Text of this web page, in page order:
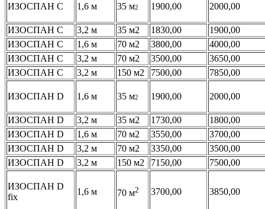
ИЗОСПАН С 1,6 м 35 м2 1900,00 2000,00
ИЗОСПАН С 3,2 м 35 м2 1830,00
1900,00
ИЗОСПАН С
1,6 м 70 м2 3800,00
4000,00
ИЗОСПАН С
3,2 м 70 м2 3500,00
3650,00
ИЗОСПАН С
3,2 м 150 м2 7500,00 7850,00
ИЗОСПАН D 1,6 м 35 м2 1900,00 2000,00
ИЗОСПАН D 3,2 м 35 м2 1730,00
1800,00
ИЗОСПАН D
1,6 м 70 м2 3550,00
3700,00
ИЗОСПАН D
3,2 м 70 м2 3350,00
3500,00
ИЗОСПАН D
3,2 м 150 м2 7150,00 7500,00
ИЗОСПАН D
fix
1,6 м 70 м2 3700,00 3850,00